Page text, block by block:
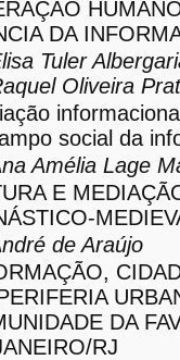
DA
Tuler
Oliveira
social da
Amélia Lage
E
de Araújo
DA
RJ